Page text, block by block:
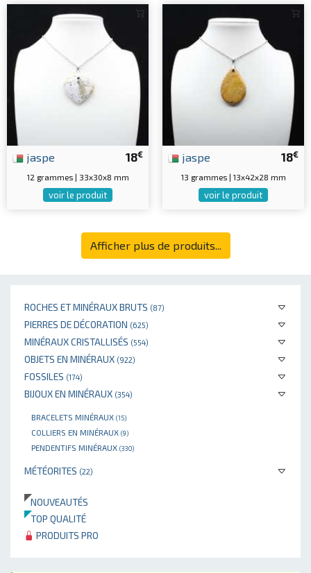
ROCHES ET MINÉRAUX BRUTS (87)
PIERRES DE DÉCORATION (625)
MINÉRAUX CRISTALLISÉS (554)
OBJETS EN MINÉRAUX (922)
FOSSILES (174)
BIJOUX EN MINÉRAUX (354)
BRACELETS MINÉRAUX (15)
COLLIERS EN MINÉRAUX (9)
PENDENTIFS MINÉRAUX (330)
MÉTÉORITES (22)
NOUVEAUTÉS
TOP QUALITÉ
PRODUITS PRO
18€
jaspe
12 grammes | 33x30x8 mm
voir le produit
18€
jaspe
13 grammes | 13x42x28 mm
voir le produit
Afficher plus de produits...